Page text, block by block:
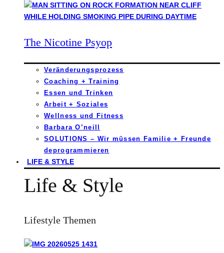
The Nicotine Psyop
Veränderungsprozess
Coaching + Training
Essen und Trinken
Arbeit + Soziales
Wellness und Fitness
Barbara O’neill
SOLUTIONS – Wir müssen Familie + Freunde
deprogrammieren
LIFE & STYLE
Life & Style
Lifestyle Themen